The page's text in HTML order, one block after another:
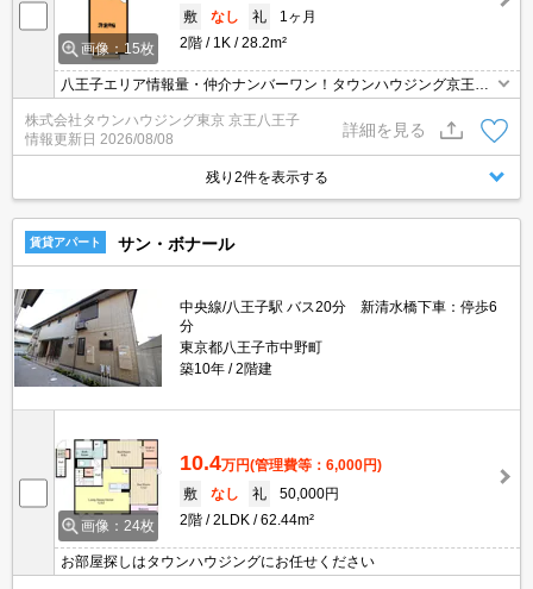
画像：15枚
敷
なし 礼
1ヶ月
2階
1K 28.2m²
八王子エリア情報量・仲介ナンバーワン！タウンハウジング京王八
王子店です!お客様用駐車場もございますので車でのご来店も大歓迎
です！
株式会社タウンハウジング東京 京王八王子
情報更新日 2026/08/08
詳細を見る
残り2件を表示する
賃貸アパート サン・ボナール
中央線/八王子駅 バス20分 新清水橋下車：停歩6
分
東京都八王子市中野町
築10年
2階建
画像：24枚
10.4万円(管理費等：6,000円)
敷
なし 礼
50,000円
2階
2LDK 62.44m²
お部屋探しはタウンハウジングにお任せください